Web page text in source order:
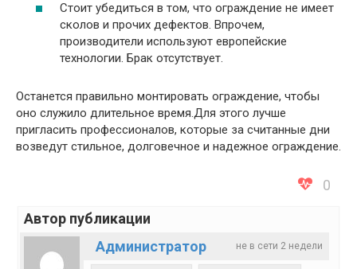
Стоит убедиться в том, что ограждение не имеет
сколов и прочих дефектов. Впрочем,
производители используют европейские
технологии. Брак отсутствует.
Останется правильно монтировать ограждение, чтобы
оно служило длительное время.Для этого лучше
пригласить профессионалов, которые за считанные дни
возведут стильное, долговечное и надежное ограждение.
0
Автор публикации
не в сети 2 недели
Администратор